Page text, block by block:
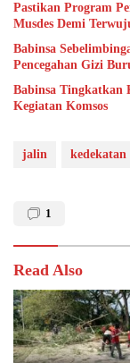
Pastikan Program
Musdes Demi
Babinsa
Pencegahan Gizi
Babinsa Tingkatkan
Kegiatan Komsos
jalin kedekatan
1
Read Also